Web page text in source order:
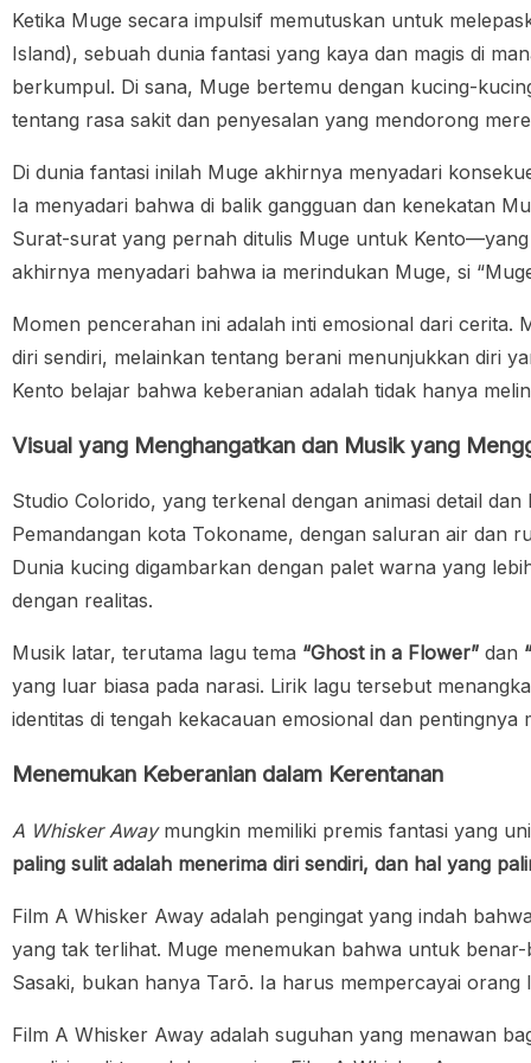
Ketika Muge secara impulsif memutuskan untuk
Island), sebuah dunia fantasi yang kaya dan magis di
berkumpul. Di sana, Muge bertemu dengan kucing-
tentang rasa sakit dan penyesalan yang mendorong
Di dunia fantasi inilah Muge akhirnya menyadari
Ia menyadari bahwa di balik gangguan dan kenekatan
Surat-surat yang pernah ditulis Muge untuk
akhirnya menyadari bahwa ia merindukan Muge, si
Momen pencerahan ini adalah inti emosional dari cerita.
diri sendiri, melainkan tentang berani menunjukkan diri
Kento belajar bahwa keberanian adalah tidak hanya
Visual yang Menghangatkan dan Musik yang
Studio Colorido, yang terkenal dengan animasi detail
Pemandangan kota Tokoname, dengan saluran air dan
Dunia kucing digambarkan dengan palet warna yang
dengan realitas.
Musik latar, terutama lagu tema “Ghost in a Flower” dan
yang luar biasa pada narasi. Lirik lagu tersebut
identitas di tengah kekacauan emosional dan
Menemukan Keberanian dalam Kerentanan
A Whisker Awaymungkin memiliki premis fantasi yang
paling sulit adalah menerima diri sendiri, dan hal yang
Film A Whisker Away adalah pengingat yang indah
yang tak terlihat. Muge menemukan bahwa untuk
Sasaki, bukan hanya Tarō. Ia harus mempercayai
Film A Whisker Away adalah suguhan yang menawan